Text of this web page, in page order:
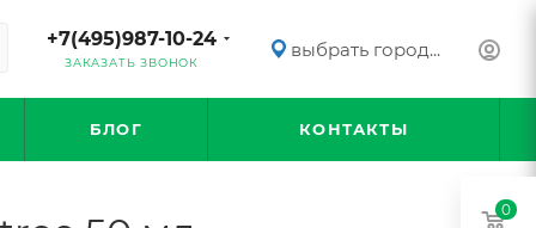
+7(495)987-10-24
ЗАКАЗАТЬ ЗВОНОК
выбрать город...
БЛОГ КОНТАКТЫ
0